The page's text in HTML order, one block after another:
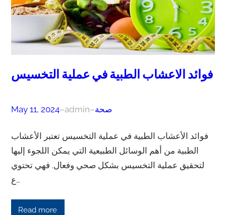
فوائد الاعشاب الطبية في عملية التخسيس
May 11, 2024–admin–صحة
فوائد الأعشاب الطبية في عملية التخسيس تعتبر الأعشاب
الطبية من أهم الوسائل الطبيعية التي يمكن اللجوء إليها
لتحقيق عملية التخسيس بشكل صحي وفعال. فهي تحتوي
ع…
Read more